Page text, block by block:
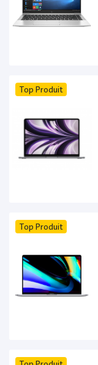
Top Produit
Top Produit